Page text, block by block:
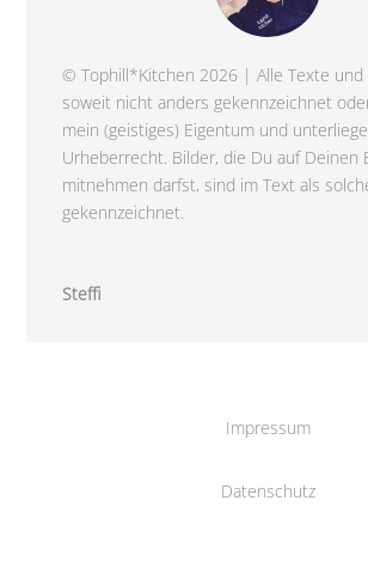
© Tophill*Kitchen 2026 | Alle Texte und
soweit nicht anders gekennzeichnet
mein (geistiges) Eigentum und
Urheberrecht. Bilder, die Du auf Deinen
mitnehmen darfst, sind im Text als
gekennzeichnet.
Steffi
Impressum
Datenschutz